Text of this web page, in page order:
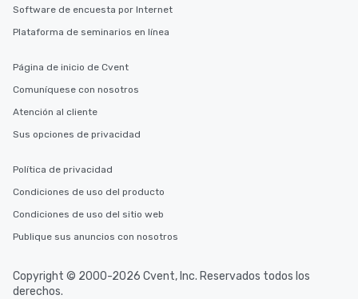
Software de encuesta por Internet
Plataforma de seminarios en línea
Página de inicio de Cvent
Comuníquese con nosotros
Atención al cliente
Sus opciones de privacidad
Política de privacidad
Condiciones de uso del producto
Condiciones de uso del sitio web
Publique sus anuncios con nosotros
Copyright © 2000-2026 Cvent, Inc. Reservados todos los
derechos.